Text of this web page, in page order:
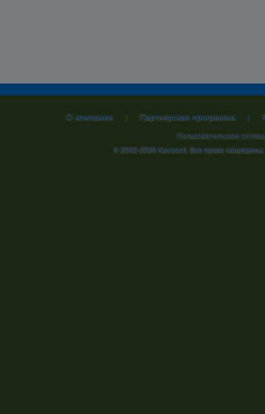
О компании | Партнерская программа |
Пользовательское
© 2002-2026Nevosoft. Все права защищены